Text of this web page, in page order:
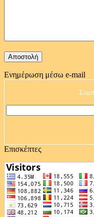
Ενημέρωση μέσω e-mail
Επισκέπτες